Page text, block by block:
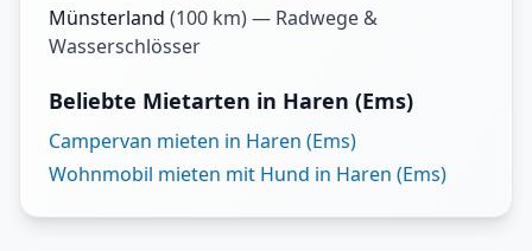
Münsterland (100 km) — Radwege &
Wasserschlösser
Beliebte Mietarten in Haren (Ems)
Campervan mieten in Haren (Ems)
Wohnmobil mieten mit Hund in Haren (Ems)